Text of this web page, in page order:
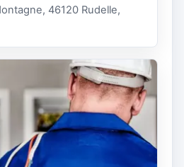
46120 Rudelle,